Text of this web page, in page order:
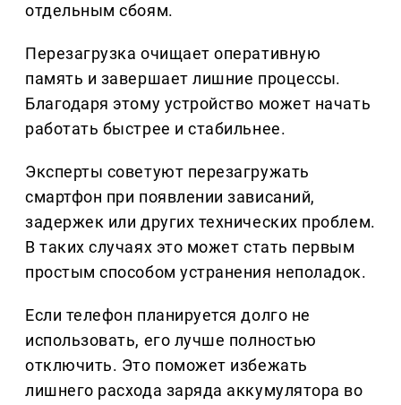
отдельным сбоям.
Перезагрузка очищает оперативную
память и завершает лишние процессы.
Благодаря этому устройство может начать
работать быстрее и стабильнее.
Эксперты советуют перезагружать
смартфон при появлении зависаний,
задержек или других технических проблем.
В таких случаях это может стать первым
простым способом устранения неполадок.
Если телефон планируется долго не
использовать, его лучше полностью
отключить. Это поможет избежать
лишнего расхода заряда аккумулятора во